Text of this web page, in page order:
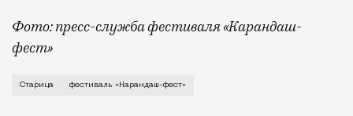
Фото: пресс-служба фестиваля «Карандаш-
фест»
В минувший уикенд маленькая Старица в
Старица фестиваль «Карандаш-фест»